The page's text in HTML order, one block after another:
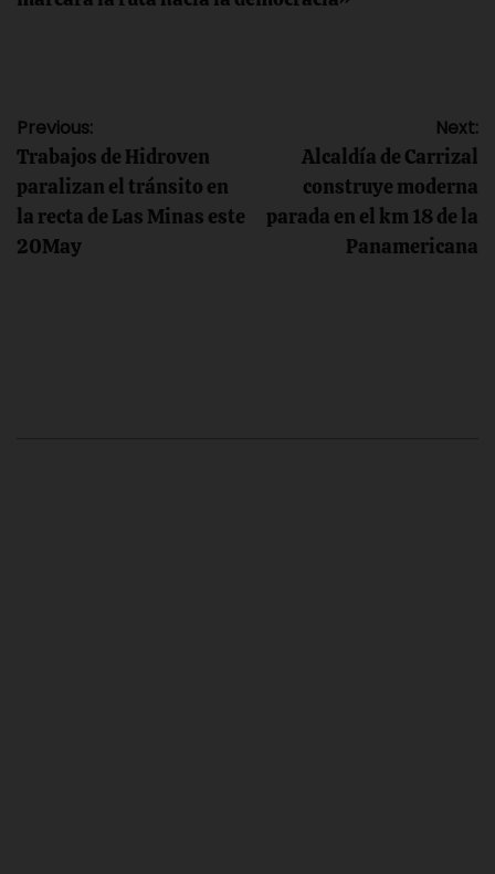
Navegación
de
entradas
Previous:
Trabajos de Hidroven
paralizan el tránsito en
la recta de Las Minas este
20May
Next:
Alcaldía de Carrizal
construye moderna
parada en el km 18 de la
Panamericana